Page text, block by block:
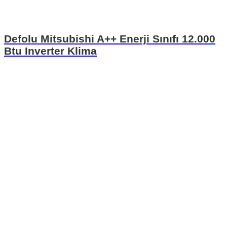
Defolu Mitsubishi A++ Enerji Sınıfı 12.000
Btu Inverter Klima